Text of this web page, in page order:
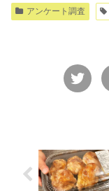
アンケート調査